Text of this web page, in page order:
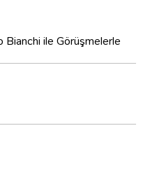
Bianchi ile Görüşmelerle